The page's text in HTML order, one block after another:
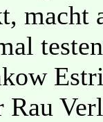
macht
Rau